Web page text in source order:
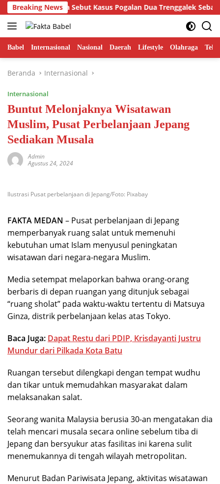
Langsung
ke
konten
Breaking News
Hamdi Putra Sebut Kasus Pogalan Dua Trenggalek Sebagai
Babel Internasional Nasional Daerah Lifestyle Olahraga
Beranda Internasional
Internasional
Buntut Melonjaknya Wisatawan
Muslim, Pusat Perbelanjaan Jepang
Sediakan Musala
Admin
Agustus 24, 2024
Ilustrasi Pusat perbelanjaan di Jepang/Foto: Pixabay
FAKTA MEDAN – Pusat perbelanjaan di Jepang
memperbanyak ruang salat untuk memenuhi
kebutuhan umat Islam menyusul peningkatan
wisatawan dari negara-negara Muslim.
Media setempat melaporkan bahwa orang-orang
berbaris di depan ruangan yang ditunjuk sebagai
“ruang sholat” pada waktu-waktu tertentu di Matsuya
Ginza, distrik perbelanjaan kelas atas Tokyo.
Baca Juga: Dapat Restu dari PDIP, Krisdayanti Justru
Mundur dari Pilkada Kota Batu
Ruangan tersebut dilengkapi dengan tempat wudhu
dan tikar untuk memudahkan masyarakat dalam
melaksanakan salat.
Seorang wanita Malaysia berusia 30-an mengatakan dia
telah mencari musala secara online sebelum tiba di
Jepang dan bersyukur atas fasilitas ini karena sulit
menemukannya di tengah wilayah metropolitan.
Menurut Badan Pariwisata Jepang, aktivitas wisatawan